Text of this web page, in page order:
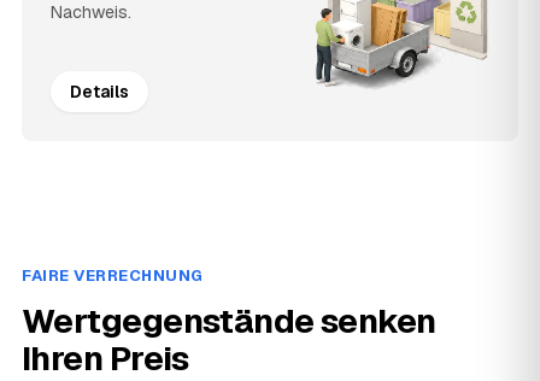
Nachweis.
Details
FAIRE VERRECHNUNG
Wertgegenstände senken
Ihren Preis